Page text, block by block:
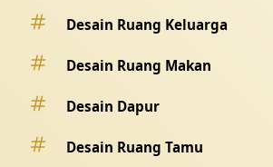
Desain Ruang Keluarga
Desain Ruang Makan
Desain Dapur
Desain Ruang Tamu